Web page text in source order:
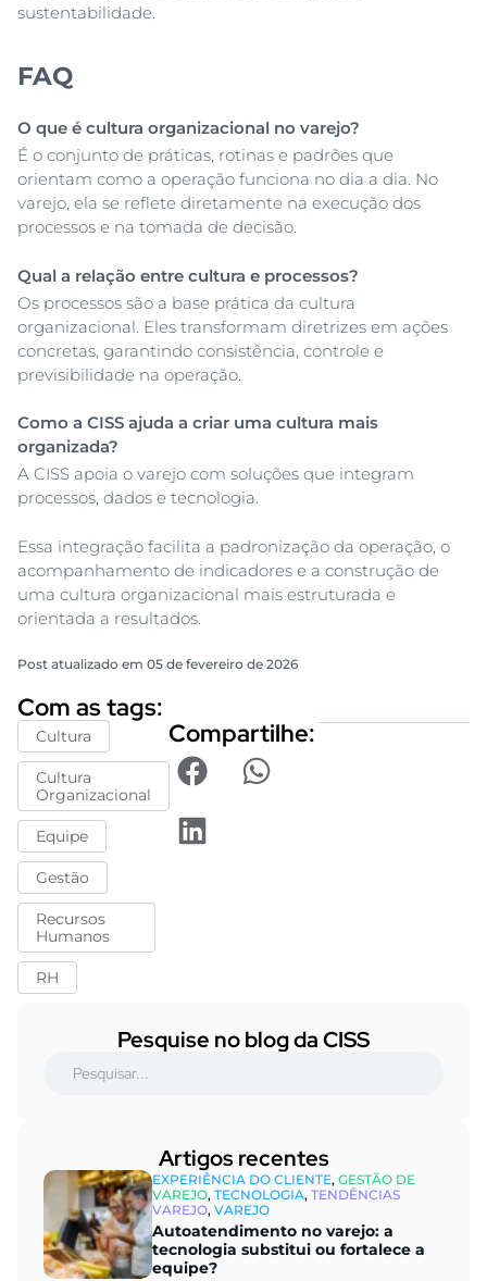
sustentabilidade.
FAQ
O que é cultura organizacional no varejo?
É o conjunto de práticas, rotinas e padrões que
orientam como a operação funciona no dia a dia. No
varejo, ela se reflete diretamente na execução dos
processos e na tomada de decisão.
Qual a relação entre cultura e processos?
Os processos são a base prática da cultura
organizacional. Eles transformam diretrizes em ações
concretas, garantindo consistência, controle e
previsibilidade na operação.
Como a CISS ajuda a criar uma cultura mais
organizada?
A CISS apoia o varejo com soluções que integram
processos, dados e tecnologia.
Essa integração facilita a padronização da operação, o
acompanhamento de indicadores e a construção de
uma cultura organizacional mais estruturada e
orientada a resultados.
Post atualizado em 05 de fevereiro de 2026
Pesquise no blog da CISS
Artigos recentes​
EXPERIÊNCIA DO CLIENTE, GESTÃO DE
VAREJO, TECNOLOGIA, TENDÊNCIAS
VAREJO, VAREJO
Autoatendimento no varejo: a
tecnologia substitui ou fortalece a
equipe?
Com as tags:
Cultura
Cultura
Organizacional
Equipe
Gestão
Recursos
Humanos
RH
Compartilhe: